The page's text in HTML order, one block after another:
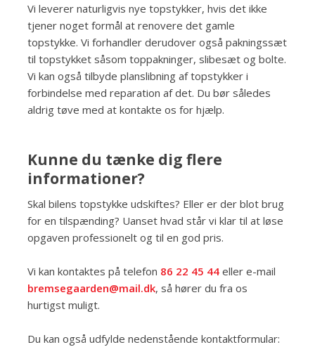
Vi leverer naturligvis nye topstykker, hvis det ikke
tjener noget formål at renovere det gamle
topstykke. Vi forhandler derudover også pakningssæt
til topstykket såsom toppakninger, slibesæt og bolte.
Vi kan også tilbyde planslibning af topstykker i
forbindelse med reparation af det. Du bør således
aldrig tøve med at kontakte os for hjælp.
Kunne du tænke dig flere
informationer?
Skal bilens topstykke udskiftes? Eller er der blot brug
for en tilspænding? Uanset hvad står vi klar til at løse
opgaven professionelt og til en god pris.
Vi kan kontaktes på telefon 86 22 45 44 eller e-mail
bremsegaarden@mail.dk, så hører du fra os
hurtigst muligt.
Du kan også udfylde nedenstående kontaktformular: